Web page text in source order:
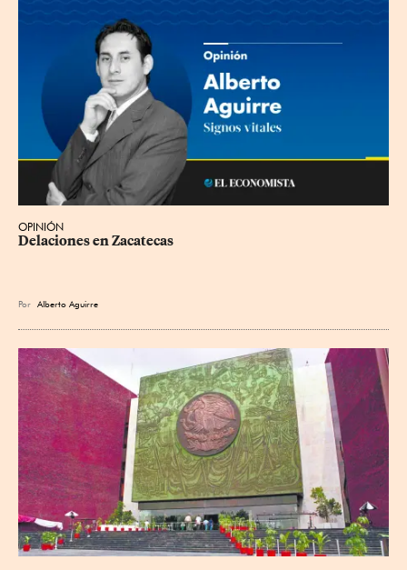
OPINIÓN
Delaciones en Zacatecas
Por Alberto Aguirre